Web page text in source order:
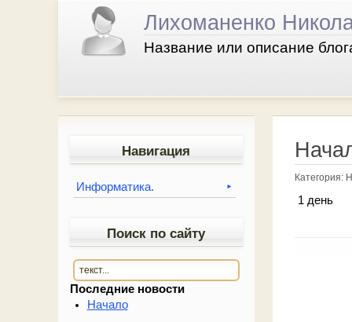
Лихоманенко
Название или описание
Навигация
Информатика. ►
Поиск по сайту
Последние новости
Начало
Категория:
1 день